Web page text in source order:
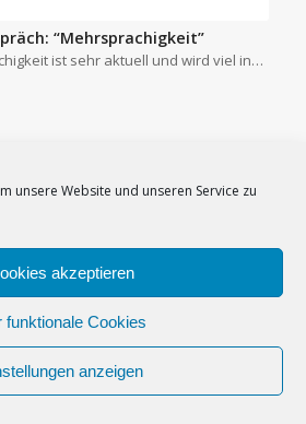
unsere Website und unseren Service zu
akzeptieren
funktionale Cookies
anzeigen
“Mehrsprachigkeit”
ist sehr aktuell und wird viel in…
–Cookie-Richtlinie (EU)–
Newsletter